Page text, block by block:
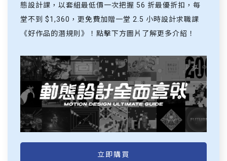
態設計課，以套組最低價一次把握 56 折最優折扣，每
堂不到 $1,360，更免費加贈一堂 2.5 小時設計求職課
《好作品的潛規則》！點擊下方圖片了解更多介紹！
立即購買